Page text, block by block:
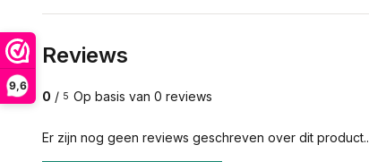
9,6
Reviews
0 / 5 Op basis van 0 reviews
Er zijn nog geen reviews geschreven over dit product..